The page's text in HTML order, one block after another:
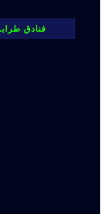
فنادق